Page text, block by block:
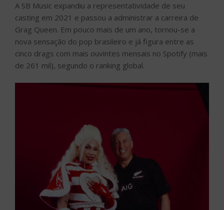
A SB Music expandiu a representatividade de seu
casting em 2021 e passou a administrar a carreira de
Grag Queen. Em pouco mais de um ano, tornou-se a
nova sensação do pop brasileiro e já figura entre as
cinco drags com mais ouvintes mensais no Spotify (mais
de 261 mil), segundo o ranking global.